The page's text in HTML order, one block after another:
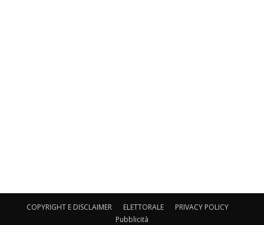
COPYRIGHT E DISCLAIMER ELETTORALE
PRIVACY POLICY
Pubblicità